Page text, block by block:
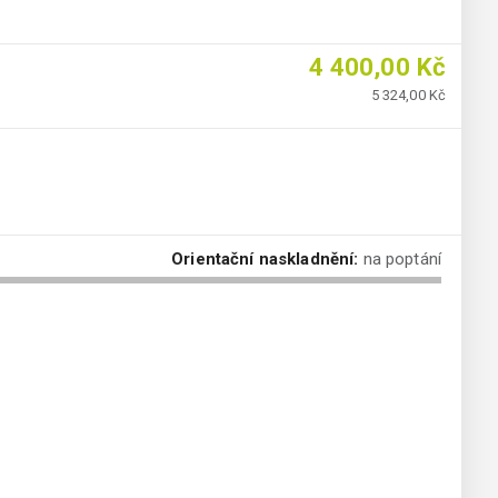
4 400,00 Kč
5 324,00 Kč
Orientační naskladnění: na poptání